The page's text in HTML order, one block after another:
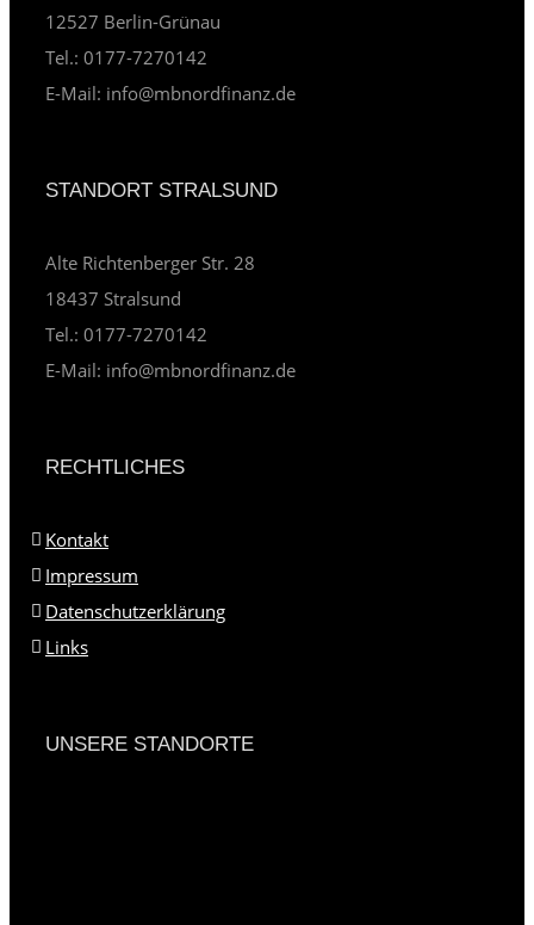
12527 Berlin-Grünau
Tel.: 0177-7270142
E-Mail: info@mbnordfinanz.de
STANDORT STRALSUND
Alte Richtenberger Str. 28
18437 Stralsund
Tel.: 0177-7270142
E-Mail: info@mbnordfinanz.de
RECHTLICHES
Kontakt
Impressum
Datenschutzerklärung
Links
UNSERE STANDORTE